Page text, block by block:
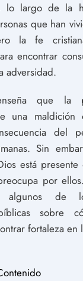
lo largo de la
que han
la fe
encontrar
adversidad.
que la
una
del
Sin
está
por
algunos de
sobre
fortaleza en